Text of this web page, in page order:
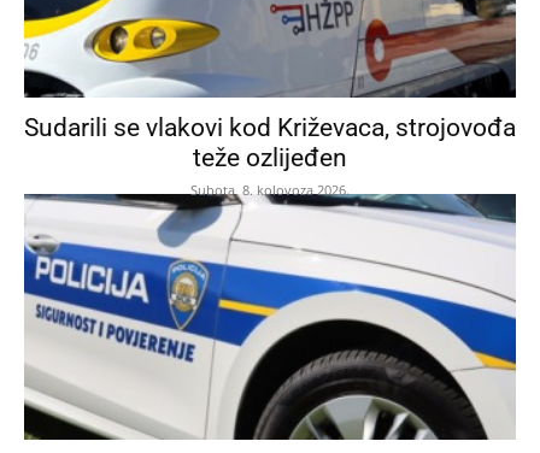
Sudarili se vlakovi kod Križevaca, strojovođa
teže ozlijeđen
Subota, 8. kolovoza 2026.